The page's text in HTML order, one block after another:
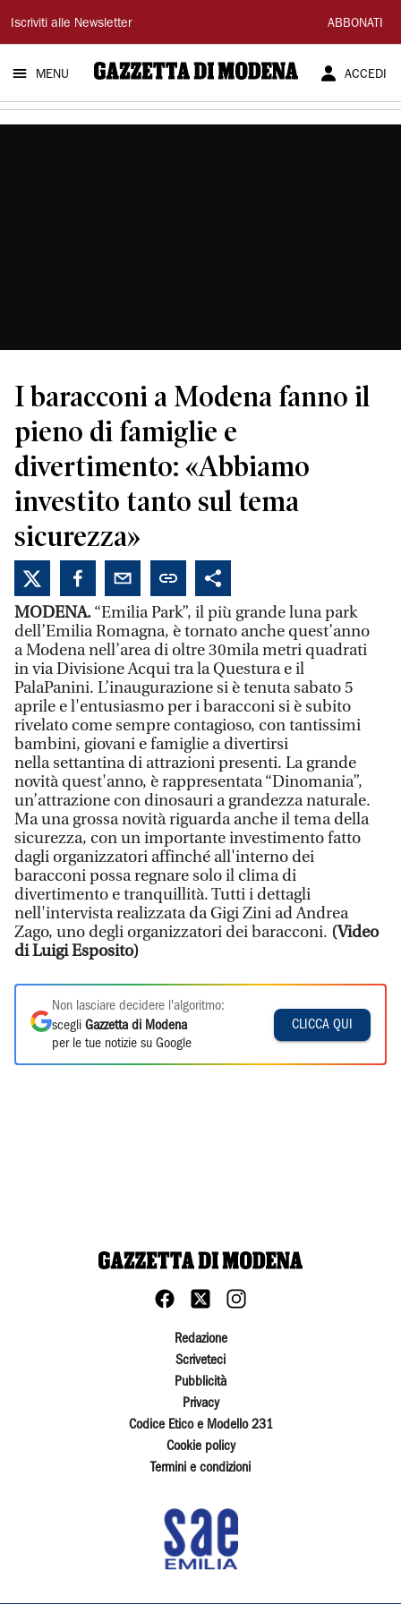
Gazzetta
di
Modena
Iscriviti alle Newsletter ABBONATI
MENU ACCEDI
I baracconi a Modena fanno il
pieno di famiglie e
divertimento: «Abbiamo
investito tanto sul tema
sicurezza»
MODENA.“Emilia Park”, il più grande luna park
dell’Emilia Romagna, è tornato anche quest’anno
a Modena nell’area di oltre 30mila metri quadrati
in viaDivisione Acqui tra la Questura e il
PalaPanini. L’inaugurazione si è tenuta sabato 5
aprile e l'entusiasmo per i baracconi si è subito
rivelato come sempre contagioso, con tantissimi
bambini, giovani e famiglie a divertirsi
nella settantina di attrazioni presenti. La grande
novità quest'anno, è rappresentata “Dinomania”,
un’attrazione con dinosauri a grandezza naturale.
Ma una grossa novità riguarda anche il tema della
sicurezza, con un importante investimento fatto
dagli organizzatori affinché all'interno dei
baracconi possa regnare solo il clima di
divertimento e tranquillità. Tutti i dettagli
nell'intervista realizzata da Gigi Zini ad Andrea
Zago, uno degli organizzatori dei baracconi. (Video
di Luigi Esposito)
Non lasciare decidere l'algoritmo:
scegli Gazzetta di Modena
per le tue notizie su Google
CLICCA QUI
Redazione
Scriveteci
Pubblicità
Privacy
Codice Etico e Modello 231
Cookie policy
Termini e condizioni